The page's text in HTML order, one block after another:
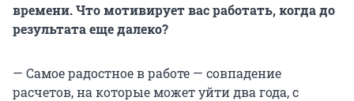
времени. Что мотивирует вас работать, когда до
результата еще далеко?
— Самое радостное в работе — совпадение
расчетов, на которые может уйти два года, с